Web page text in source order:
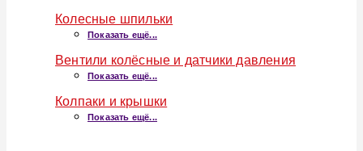
Колесные шпильки
Показать ещё...
Вентили колёсные и датчики давления
Показать ещё...
Колпаки и крышки
Показать ещё...